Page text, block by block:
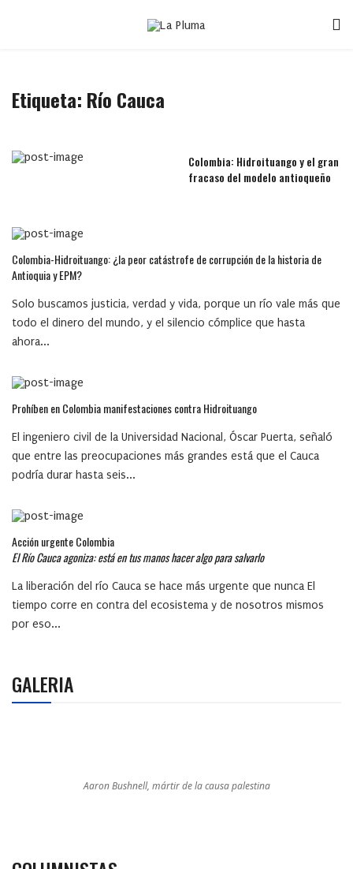
Etiqueta: Río Cauca
Colombia: Hidroituango y el gran
fracaso del modelo antioqueño
Colombia-Hidroituango: ¿la peor catástrofe de corrupción de la historia de
Antioquia y EPM?
Solo buscamos justicia, verdad y vida, porque un río vale más que
todo el dinero del mundo, y el silencio cómplice que hasta
ahora...
Prohíben en Colombia manifestaciones contra Hidroituango
El ingeniero civil de la Universidad Nacional, Óscar Puerta, señaló
que entre las preocupaciones más grandes está que el Cauca
podría durar hasta seis...
Acción urgente Colombia
El Río Cauca agoniza: está en tus manos hacer algo para salvarlo
La liberación del río Cauca se hace más urgente que nunca El
tiempo corre en contra del ecosistema y de nosotros mismos
por eso...
GALERIA
Aaron Bushnell, mártir de la causa palestina